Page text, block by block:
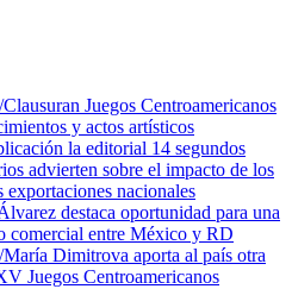
Juegos Centroamericanos
y actos artísticos
la editorial 14 segundos
advierten sobre el impacto de los
exportaciones nacionales
destaca oportunidad para una
comercial entre México y RD
Dimitrova aporta al país otra
Juegos Centroamericanos